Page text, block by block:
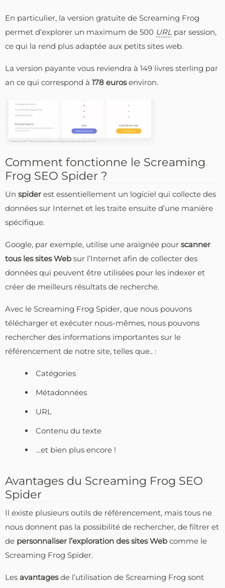
En particulier, la version gratuite de Screaming Frog
permet d’explorer un maximum de 500 URL par session,
ce qui la rend plus adaptée aux petits sites web.
La version payante vous reviendra à 149 livres sterling par
an ce qui correspond à 178 eurosenviron.
Comment fonctionne le Screaming
Frog SEO Spider ?
Un spider est essentiellement un logiciel qui collecte des
données sur Internet et les traite ensuite d’une manière
spécifique.
Google, par exemple, utilise une araignée pour scanner
tous les sites Web sur l’Internet afin de collecter des
données qui peuvent être utilisées pour les indexer et
créer de meilleurs résultats de recherche.
Avec le Screaming Frog Spider, que nous pouvons
télécharger et exécuter nous-mêmes, nous pouvons
rechercher des informations importantes sur le
référencement de notre site, telles que.. :
Catégories
Métadonnées
URL
Contenu du texte
…et bien plus encore !
Avantages du Screaming Frog SEO
Spider
Il existe plusieurs outils de référencement, mais tous ne
nous donnent pas la possibilité de rechercher, de filtrer et
de personnaliser l’exploration des sites Web comme le
Screaming Frog Spider.
Les avantagesde l’utilisation de Screaming Frog sont